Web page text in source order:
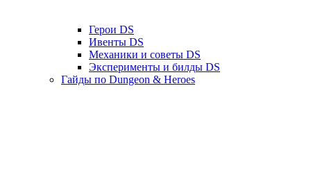
Герои DS
Ивенты DS
Механики и советы DS
Эксперименты и билды DS
Гайды по Dungeon & Heroes